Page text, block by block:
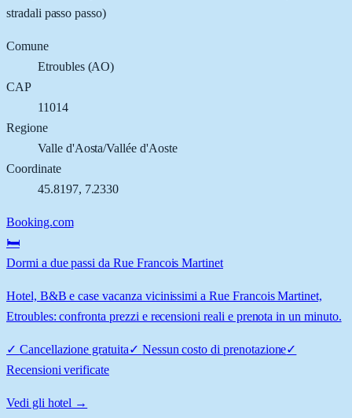
stradali passo passo)
Comune
Etroubles(AO)
CAP
11014
Regione
Valle d'Aosta/Vallée d'Aoste
Coordinate
45.8197, 7.2330
Booking.com
🛏️
Dormi a due passi da Rue Francois Martinet
Hotel, B&B e case vacanza vicinissimi a Rue Francois Martinet,
Etroubles: confronta prezzi e recensioni reali e prenota in un minuto.
✓ Cancellazione gratuita✓ Nessun costo di prenotazione✓
Recensioni verificate
Vedi gli hotel →